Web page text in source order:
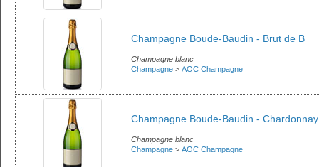
Champagne Boude-Baudin - Brut de B
Champagne blanc
Champagne > AOC Champagne
Champagne Boude-Baudin - Chardonnay
Champagne blanc
Champagne > AOC Champagne